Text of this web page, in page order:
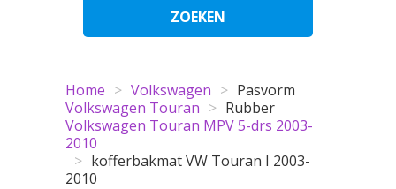
ZOEKEN
Home > Volkswagen >
Volkswagen Touran >
Volkswagen Touran MPV 5-drs 2003-
2010
>
Pasvorm
Rubber
kofferbakmat VW Touran I 2003-
2010